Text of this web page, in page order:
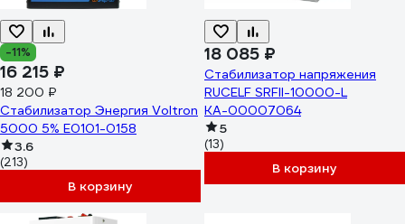
-11%
16 215 ₽
18 200 ₽
Стабилизатор Энергия Voltron
5000 5% Е0101-0158
3.6
(213)
В корзину
18 085 ₽
Стабилизатор напряжения
RUCELF SRFII-10000-L
КА-00007064
5
(13)
В корзину